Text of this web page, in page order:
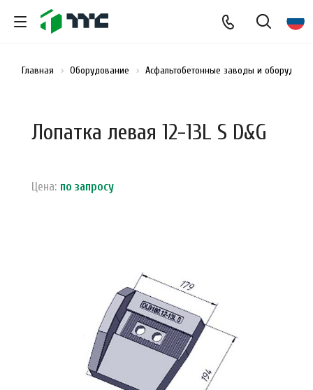
Главная Оборудование Асфальтобетонные заводы и
Лопатка левая 12-13L S D&G
Цена: по запросу